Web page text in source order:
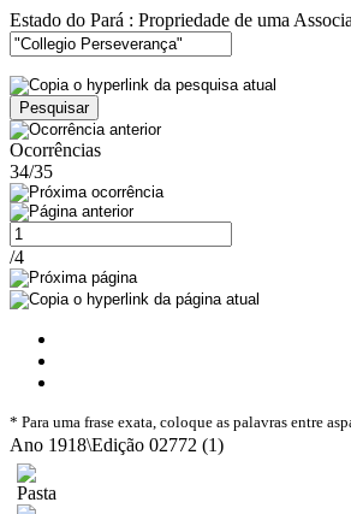
Estado do Pará : Propriedade de uma
Ocorrências
34/35
/4
* Para uma frase exata, coloque as palavras entre
Ano 1918\Edição 02772 (1)